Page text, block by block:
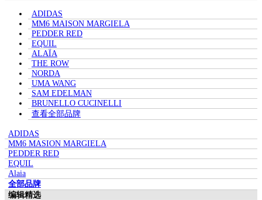
ADIDAS
MM6 MAISON MARGIELA
PEDDER RED
EQUIL
ALAÏA
THE ROW
NORDA
UMA WANG
SAM EDELMAN
BRUNELLO CUCINELLI
查看全部品牌
ADIDAS
MM6 MASION MARGIELA
PEDDER RED
EQUIL
Alaia
全部品牌
编辑精选